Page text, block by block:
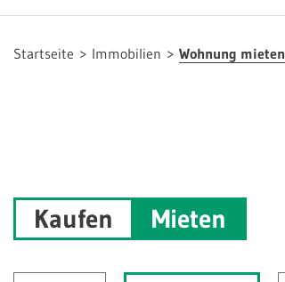
Startseite Immobilien Wohnung mieten
Kaufen Mieten